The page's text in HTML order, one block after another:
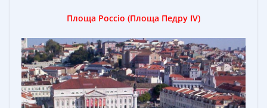
Площа Россіо (Площа Педру IV)